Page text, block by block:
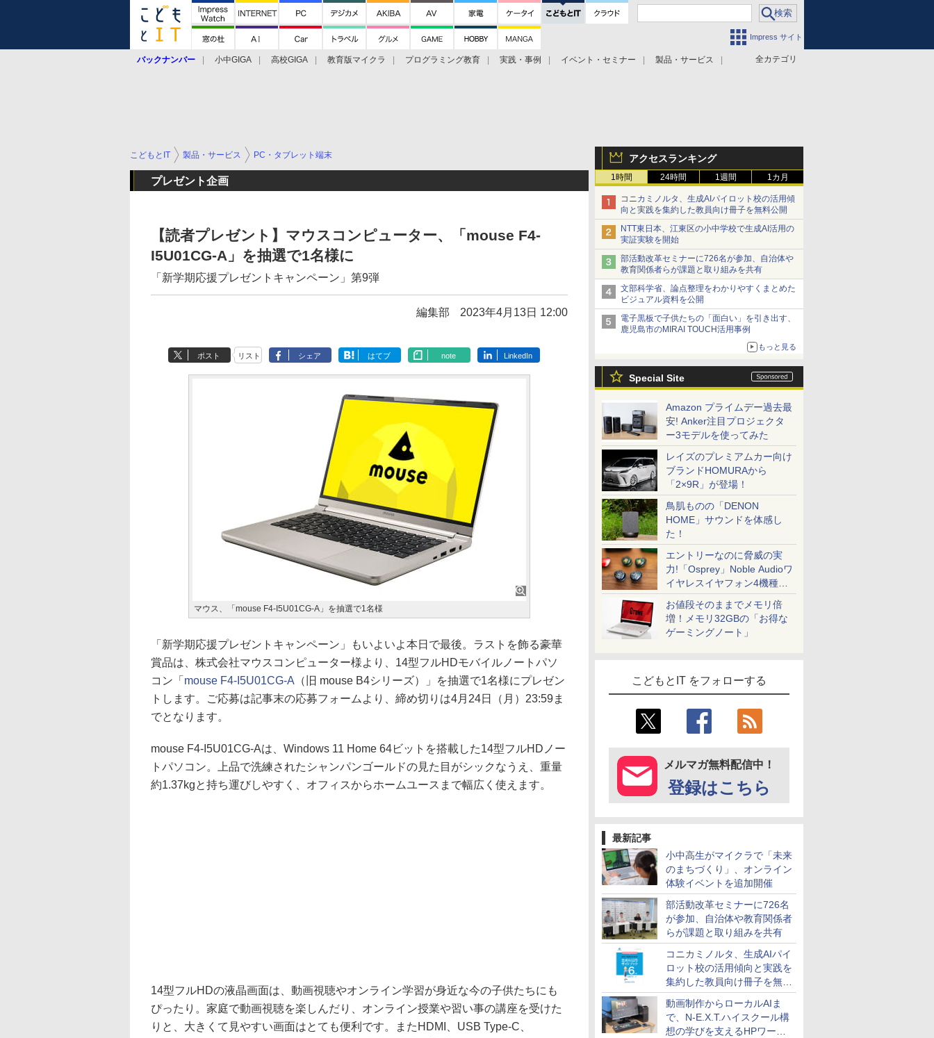
Impress サイト
全カテゴリ
バックナンバー 小中GIGA 高校GIGA 教育版マイクラ プログラミング教育 実践・事例 イベント・セミナー 製品・サービス
アクセスランキング
1時間 24時間 1週間 1カ月
コニカミノルタ、生成AIパイロット校の活用傾
向と実践を集約した教員向け冊子を無料公開
NTT東日本、江東区の小中学校で生成AI活用の
実証実験を開始
部活動改革セミナーに726名が参加、自治体や
教育関係者らが課題と取り組みを共有
文部科学省、論点整理をわかりやすくまとめた
ビジュアル資料を公開
電子黒板で子供たちの「面白い」を引き出す、
鹿児島市のMIRAI TOUCH活用事例
もっと見る
Special Site
Amazon プライムデー過去最
安! Anker注目プロジェクタ
ー3モデルを使ってみた
レイズのプレミアムカー向け
ブランドHOMURAから
「2×9R」が登場！
鳥肌ものの「DENON
HOME」サウンドを体感し
た！
エントリーなのに脅威の実
力!「Osprey」Noble Audioワ
イヤレスイヤフォン4機種を
一気に聴く
お値段そのままでメモリ倍
増！メモリ32GBの「お得な
ゲーミングノート」
こどもとIT をフォローする
メルマガ無料配信中！
登録はこちら
最新記事
小中高生がマイクラで「未来
のまちづくり」、オンライン
体験イベントを追加開催
部活動改革セミナーに726名
が参加、自治体や教育関係者
らが課題と取り組みを共有
コニカミノルタ、生成AIパイ
ロット校の活用傾向と実践を
集約した教員向け冊子を無料
公開
動画制作からローカルAIま
で、N-E.X.T.ハイスクール構
想の学びを支えるHPワーク
こどもとIT 製品・サービス PC・タブレット端末
プレゼント企画
【読者プレゼント】マウスコンピューター、「mouse F4-
I5U01CG-A」を抽選で1名様に
「新学期応援プレゼントキャンペーン」第9弾
編集部 2023年4月13日 12:00
ポスト リスト シェア はてブ note LinkedIn
マウス、「mouse F4-I5U01CG-A」を抽選で1名様
「新学期応援プレゼントキャンペーン」もいよいよ本日で最後。ラストを飾る豪華
賞品は、株式会社マウスコンピューター様より、14型フルHDモバイルノートパソ
コン「 mouse F4-I5U01CG-A （旧 mouse B4シリーズ）」を抽選で1名様にプレゼン
トします。ご応募は記事末の応募フォームより、締め切りは4月24日（月）23:59ま
でとなります。
mouse F4-I5U01CG-Aは、Windows 11 Home 64ビットを搭載した14型フルHDノー
トパソコン。上品で洗練されたシャンパンゴールドの見た目がシックなうえ、重量
約1.37kgと持ち運びしやすく、オフィスからホームユースまで幅広く使えます。
14型フルHDの液晶画面は、動画視聴やオンライン学習が身近な今の子供たちにも
ぴったり。家庭で動画視聴を楽しんだり、オンライン授業や習い事の講座を受けた
りと、大きくて見やすい画面はとても便利です。またHDMI、USB Type-C、